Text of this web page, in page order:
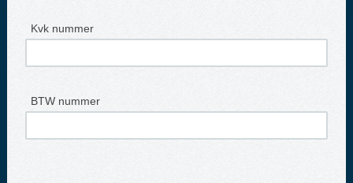
Kvk nummer
BTW nummer